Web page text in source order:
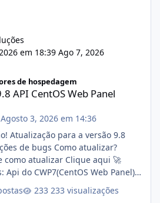
em 18:39 Ago 7, 2026
Panel
de hospedagem
API CentOS Web Panel
Agosto 3, 2026 em 14:36
9.8
Como atualizar?
atualizar Clique aqui 🚀
para consulta de sub.dominio
a usasr o isistem:
233 visualizações